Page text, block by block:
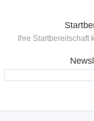
Ihre Startbereitschaft